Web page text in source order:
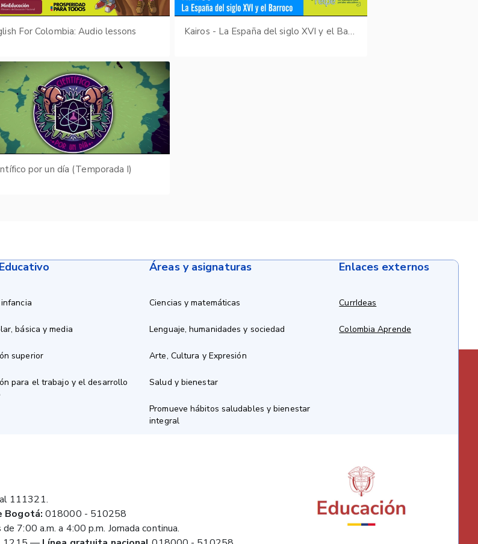
For Colombia: Audio lessons Kairos - La España del siglo XVI y el Barroco
por un día (Temporada I)
básica y media
superior
para el trabajo y el desarrollo
Áreas y asignaturas
Ciencias y matemáticas
Lenguaje, humanidades y sociedad
Arte, Cultura y Expresión
Salud y bienestar
Promueve hábitos saludables y bienestar
integral
Enlaces externos
CurrIdeas
Colombia Aprende
111321.
Bogotá: 018000 - 510258
7:00 a.m. a 4:00 p.m. Jornada continua.